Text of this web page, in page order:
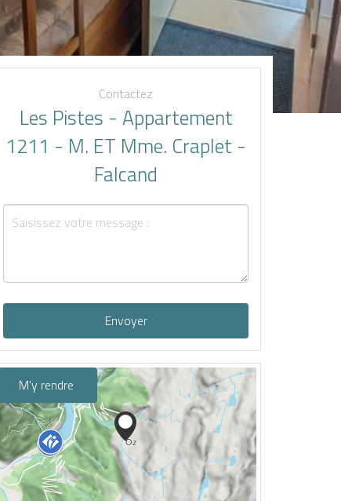
Contactez
Les Pistes - Appartement
1211 - M. ET Mme. Craplet -
Falcand
Envoyer
M'y rendre